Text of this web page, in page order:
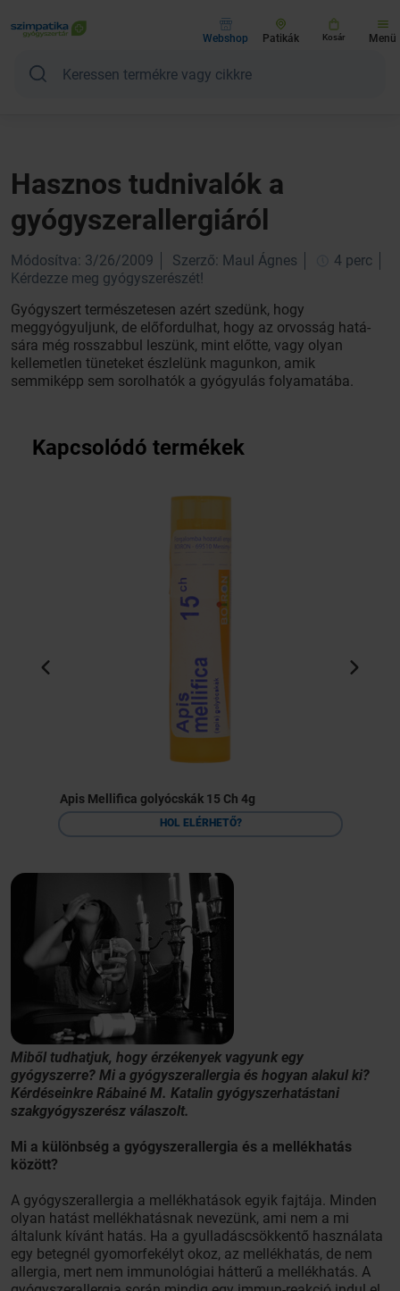
Webshop Patikák Kosár Menü
Hasznos tudnivalók a
gyógyszerallergiáról
Módosítva: 3/26/2009 Szerző: Maul Ágnes
4 perc
Kérdezze meg gyógyszerészét!
Gyógyszert természetesen azért szedünk, hogy
meggyógyuljunk, de előfordulhat, hogy az orvosság hatá-
sára még rosszabbul leszünk, mint előtte, vagy olyan
kellemetlen tüneteket észlelünk magunkon, amik
semmiképp sem sorolhatók a gyógyulás folyamatába.
Kapcsolódó termékek
Apis Mellifica golyócskák 15 Ch 4g
HOL ELÉRHETŐ?
Miből tudhatjuk, hogy érzékenyek vagyunk egy
gyógyszerre? Mi a gyógyszerallergia és hogyan alakul ki?
Kérdéseinkre Rábainé M. Katalin gyógyszerhatástani
szakgyógyszerész válaszolt.
Mi a különbség a gyógyszerallergia és a mellékhatás
között?
A gyógyszerallergia a mellékhatások egyik fajtája. Minden
olyan hatást mellékhatásnak nevezünk, ami nem a mi
általunk kívánt hatás. Ha a gyulladáscsökkentő használata
egy betegnél gyomorfekélyt okoz, az mellékhatás, de nem
allergia, mert nem immunológiai hátterű a mellékhatás. A